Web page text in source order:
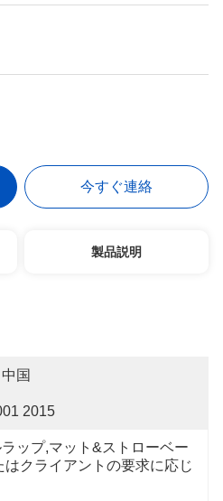
今すぐ連絡
製品説明
国
2015
ップ,マット&ストローベー
はクライアントの要求に応じ